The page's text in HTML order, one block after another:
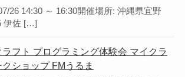
26 14:30 ～ 16:30開催場所: 沖縄県宜野
伊佐 […]
フト プログラミング体験会 マイクラ
ショップ FMうるま